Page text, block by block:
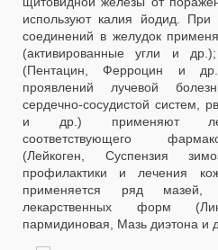
используют калия йодид. При
соединений в желудок
(активированные угли и
(Пентацин, Ферроцин и
проявлений лучевой
сердечно-сосудистой систем,
и др.) применяют
соответствующего
(Лейкоген, Суспензия
профилактики и лечения
применяется ряд мазей,
лекарственных форм
пармидиновая, Мазь диэтона и